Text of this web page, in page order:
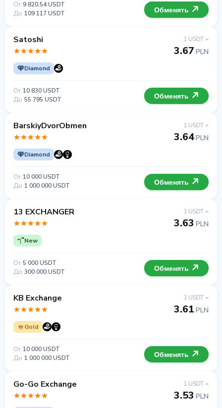
От 9 820.54 USDT
До 109 117 USDT Обменять
Satoshi
Diamond
1 USDT =
3.67 PLN
От 10 830 USDT
До 55 795 USDT Обменять
BarskiyDvorObmen
Diamond
1 USDT =
3.64PLN
От 10 000 USDT
До 1 000 000 USDT Обменять
13 EXCHANGER
New
1 USDT =
3.63 PLN
От 5 000 USDT
До 300 000 USDT Обменять
KB Exchange
Gold
1 USDT =
3.61 PLN
От 10 000 USDT
До 1 000 000 USDT Обменять
Go-Go Exchange 1 USDT =
3.53 PLN